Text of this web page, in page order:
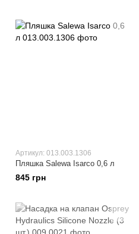
Артикул: 013.003.1306
Пляшка Salewa Isarco 0,6 л
845 грн